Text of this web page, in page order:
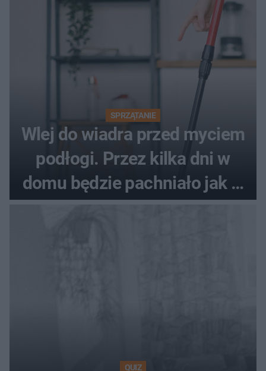
SPRZĄTANIE
Wlej do wiadra przed myciem
podłogi. Przez kilka dni w
domu będzie pachniało jak w
QUIZ